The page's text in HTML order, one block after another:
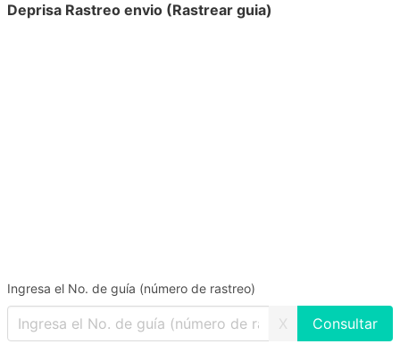
Deprisa Rastreo envio (Rastrear guia)
Ingresa el No. de guía (número de rastreo)
X